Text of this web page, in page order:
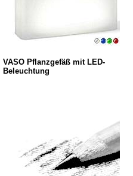
VASO Pflanzgefäß mit LED-
Beleuchtung